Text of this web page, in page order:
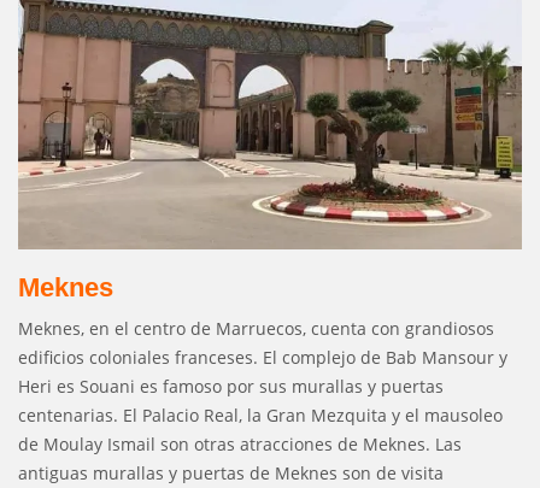
Meknes
Meknes, en el centro de Marruecos, cuenta con grandiosos
edificios coloniales franceses. El complejo de Bab Mansour y
Heri es Souani es famoso por sus murallas y puertas
centenarias. El Palacio Real, la Gran Mezquita y el mausoleo
de Moulay Ismail son otras atracciones de Meknes. Las
antiguas murallas y puertas de Meknes son de visita